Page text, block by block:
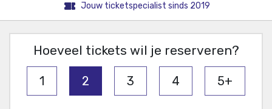
Jouw ticketspecialist sinds 2019
Hoeveel tickets wil je reserveren?
1 2 3 4 5+